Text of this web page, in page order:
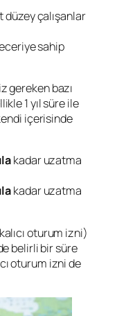
düzey çalışanlar
sahip
gereken bazı
1 yıl süre ile
içerisinde
kadar uzatma
kadar uzatma
oturum izni)
belirli bir süre
oturum izni de